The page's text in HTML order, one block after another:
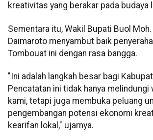
kreativitas yang berakar pada budaya
Sementara itu, Wakil Bupati Buol
Daimaroto menyambut baik
Tombouat ini dengan rasa bangga.
"Ini adalah langkah besar bagi
Pencatatan ini tidak hanya melindungi
kami, tetapi juga membuka peluang
pengembangan potensi ekonomi
kearifan lokal," ujarnya.